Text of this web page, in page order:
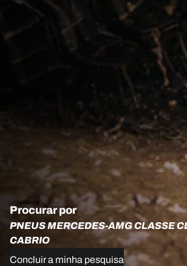
Procurar por
PNEUS MERCEDES-AMG CLASSE
CABRIO
Concluir a minha pesquisa